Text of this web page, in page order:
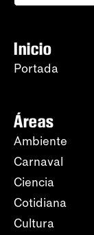
Inicio
Portada
Áreas
Ambiente
Carnaval
Ciencia
Cotidiana
Cultura